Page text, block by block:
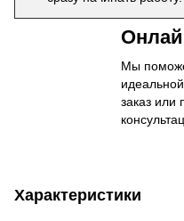
Мы
заказ или
Характеристики